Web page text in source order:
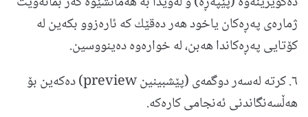
ژماره‌ی په‌ڕه‌كان یاخود هه‌ر ده‌قێك كه ئاره‌زوو بكه‌‌ین له
كۆتایی په‌ڕه‌كاندا هه‌بن، له‌ خواره‌وه ده‌ینووسین.
٦. كرته له‌سه‌ر دوگمه‌ی (پێشبینین preview) ده‌كه‌ین بۆ
هه‌ڵسه‌نگاندنی ئه‌نجامی كاره‌كه‌.